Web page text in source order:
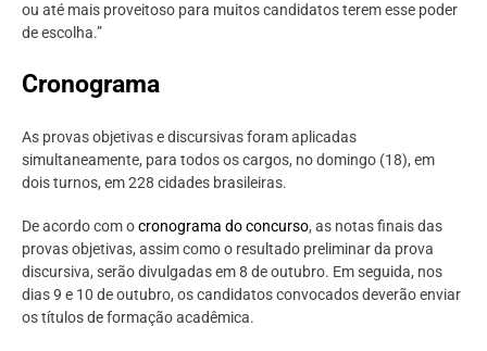
ou até mais proveitoso para muitos candidatos terem esse poder
de escolha.”
Cronograma
As provas objetivas e discursivas foram aplicadas
simultaneamente, para todos os cargos, no domingo (18), em
dois turnos, em 228 cidades brasileiras.
De acordo com ocronograma do concurso, as notas finais das
provas objetivas, assim como o resultado preliminar da prova
discursiva, serão divulgadas em 8 de outubro. Em seguida, nos
dias 9 e 10 de outubro, os candidatos convocados deverão enviar
os títulos de formação acadêmica.